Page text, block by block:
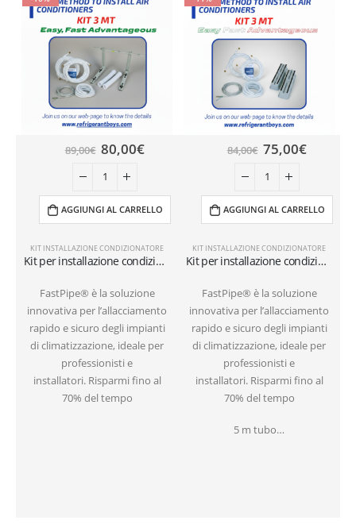
KIT INSTALLAZIONE CONDIZIONATORE
Kit per installazione condizionatori a muro con tubi da 3 metri 1/4″+3/8″ SAE
FastPipe® è la soluzione
innovativa per l’allacciamento
rapido e sicuro degli impianti
di climatizzazione, ideale per
professionisti e
installatori. Risparmi fino al
70% del tempo
89,00€ 80,00€
AGGIUNGI AL CARRELLO
KIT INSTALLAZIONE CONDIZIONATORE
Kit per installazione condizionatori a terra con tubi da 3 metri 1/4″ + 3/8″ SAE
FastPipe® è la soluzione
innovativa per l’allacciamento
rapido e sicuro degli impianti
di climatizzazione, ideale per
professionisti e
installatori. Risparmi fino al
70% del tempo
5 m tubo…
84,00€ 75,00€
AGGIUNGI AL CARRELLO